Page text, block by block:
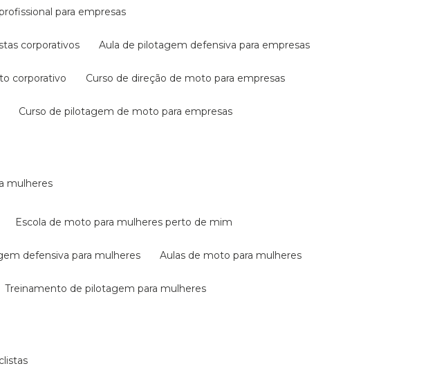
para empresas
corporativos aula de pilotagem defensiva para empresas
corporativo curso de direção de moto para empresas
curso de pilotagem de moto para empresas
mulheres
escola de moto para mulheres perto de mim
defensiva para mulheres aulas de moto para mulheres
treinamento de pilotagem para mulheres